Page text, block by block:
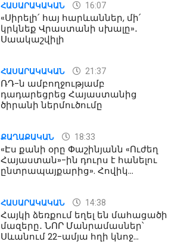
ՀԱՍԱՐԱԿԱԿԱՆ 16:07
«Սիրելի՛ հայ հարևաններ, մի՛
կրկնեք Վրաստանի սխալը»․
Սաակաշվիլի
ՀԱՍԱՐԱԿԱԿԱՆ 21:37
ՌԴ-ն ամբողջությամբ
դադարեցրեց Հայաստանից
ծիրանի ներմուծումը
ՔԱՂԱՔԱԿԱՆ 18:33
«Էս քանի օրը Փաշինյանն «Ուժեղ
Հայաստան»-ին դուրս է հանելու
ընտրապայքարից». Հովիկ
ՀԱՍԱՐԱԿԱԿԱՆ 14:38
Հայկի ձեռքում եղել են մահացածի
մազերը․ ՆՈՐ Մանրամասներ՝
Սևանում 22-ամյա հղի կնոջ